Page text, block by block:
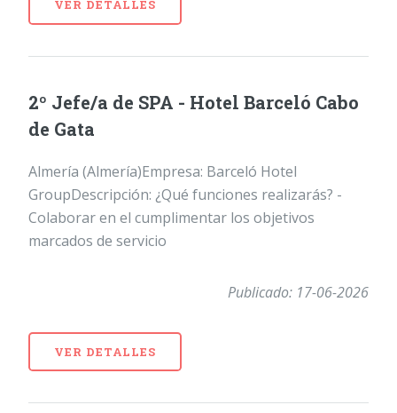
VER DETALLES
2º Jefe/a de SPA - Hotel Barceló Cabo
de Gata
Almería (Almería)Empresa: Barceló Hotel
GroupDescripción: ¿Qué funciones realizarás? -
Colaborar en el cumplimentar los objetivos
marcados de servicio
Publicado: 17-06-2026
VER DETALLES